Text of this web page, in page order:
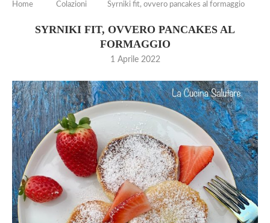
Home Colazioni Syrniki fit, ovvero pancakes al formaggio
SYRNIKI FIT, OVVERO PANCAKES AL
FORMAGGIO
1 Aprile 2022